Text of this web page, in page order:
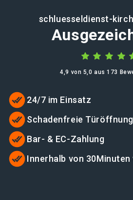
schluesseldienst-
4,9 von 5,0 aus 173
24/7 im Einsatz
Schadenfreie Türöffnung
Bar- & EC-Zahlung
Innerhalb von